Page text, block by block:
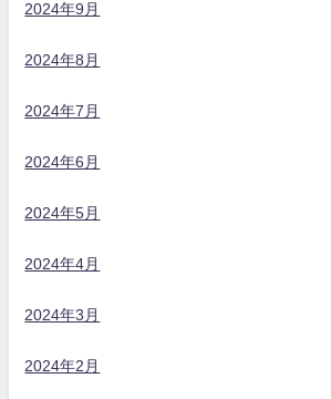
2024年9月
2024年8月
2024年7月
2024年6月
2024年5月
2024年4月
2024年3月
2024年2月